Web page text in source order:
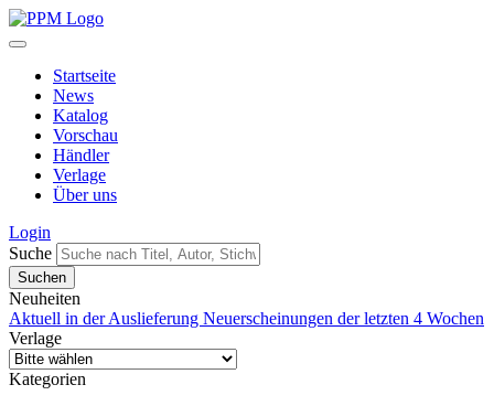
Startseite
News
Katalog
Vorschau
Händler
Verlage
Über uns
Login
Suche
Neuheiten
Aktuell in der Auslieferung Neuerscheinungen der letzten 4 Wochen
Verlage
Kategorien